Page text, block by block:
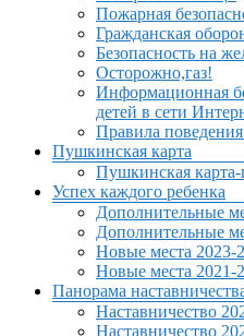
Пожарная
Гражданская
Безопасность на
Осторожно,газ!
Информационная
детей в сети
Правила
Пушкинская карта
Пушкинская карта-
Успех каждого ребенка
Дополнительные
Дополнительные
Новые места 2023-
Новые места 2021-
Панорама
Наставничество
Наставничество